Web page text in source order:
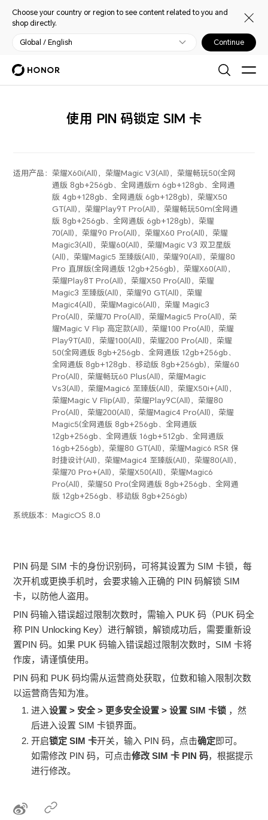
Choose your country or region to see content related to you and
shop directly.
Global / English Continue
使用 PIN 码锁定 SIM 卡
适用产品： 荣耀X60i(All)，荣耀Magic V3(All)，荣耀畅玩50(全网
通版 8gb+256gb、全网通版m 6gb+128gb、全网通
版 4gb+128gb、全网通版 6gb+128gb)，荣耀X50
GT(All)，荣耀Play9T Pro(All)，荣耀畅玩50m(全网通
版 8gb+256gb、全网通版 6gb+128gb)，荣耀
70(All)，荣耀90 Pro(All)，荣耀X60 Pro(All)，荣耀
Magic3(All)，荣耀60(All)，荣耀Magic V3 双卫星版
(All)，荣耀Magic5 至臻版(All)，荣耀90(All)，荣耀80
Pro 直屏版(全网通版 12gb+256gb)，荣耀X60(All)，
荣耀Play8T Pro(All)，荣耀X50 Pro(All)，荣耀
Magic3 至臻版(All)，荣耀90 GT(All)，荣耀
Magic4(All)，荣耀Magic6(All)，荣耀 Magic3
Pro(All)，荣耀70 Pro(All)，荣耀Magic5 Pro(All)，荣
耀Magic V Flip 高定款(All)，荣耀100 Pro(All)，荣耀
Play9T(All)，荣耀100(All)，荣耀200 Pro(All)，荣耀
50(全网通版 8gb+256gb、全网通版 12gb+256gb、
全网通版 8gb+128gb、移动版 8gb+256gb)，荣耀60
Pro(All)，荣耀畅玩60 Plus(All)，荣耀Magic
Vs3(All)，荣耀Magic6 至臻版(All)，荣耀X50i+(All)，
荣耀Magic V Flip(All)，荣耀Play9C(All)，荣耀80
Pro(All)，荣耀200(All)，荣耀Magic4 Pro(All)，荣耀
Magic5(全网通版 8gb+256gb、全网通版
12gb+256gb、全网通版 16gb+512gb、全网通版
16gb+256gb)，荣耀80 GT(All)，荣耀Magic6 RSR 保
时捷设计(All)，荣耀Magic4 至臻版(All)，荣耀80(All)，
荣耀70 Pro+(All)，荣耀X50(All)，荣耀Magic6
Pro(All)，荣耀50 Pro(全网通版 8gb+256gb、全网通
版 12gb+256gb、移动版 8gb+256gb)
系统版本：MagicOS 8.0
PIN 码是 SIM 卡的身份识别码，可将其设置为 SIM 卡锁，每
次开机或更换手机时，会要求输入正确的 PIN 码解锁 SIM
卡，以防他人盗用。
PIN 码输入错误超过限制次数时，需输入 PUK 码（PUK 码全
称 PIN Unlocking Key）进行解锁，解锁成功后，需要重新设
置PIN 码。如果 PUK 码输入错误超过限制次数时，SIM 卡将
作废，请谨慎使用。
PIN 码和 PUK 码均需从运营商处获取，位数和输入限制次数
以运营商告知为准。
进入设置 > 安全> 更多安全设置 >设置 SIM 卡锁 ，然
后进入设置 SIM 卡锁界面。
开启锁定 SIM 卡开关，输入 PIN 码，点击确定即可。
如需修改 PIN 码，可点击修改 SIM 卡 PIN 码，根据提示
进行修改。